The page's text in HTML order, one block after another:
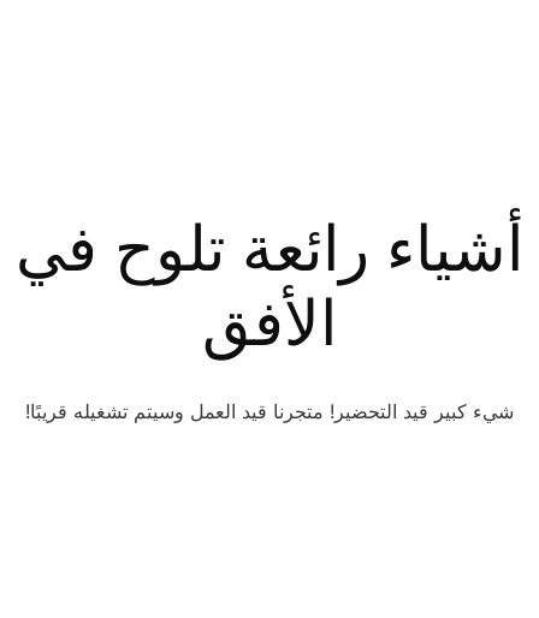
أشياء رائعة تلوح في
الأفق
شيء كبير قيد التحضير! متجرنا قيد العمل وسيتم تشغيله قريبًا!